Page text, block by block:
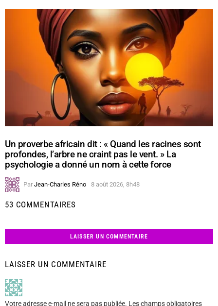
Un proverbe africain dit : « Quand les racines sont
profondes, l’arbre ne craint pas le vent. » La
psychologie a donné un nom à cette force
Par Jean-Charles Réno 8 août 2026, 8h48
53 COMMENTAIRES
LAISSER UN COMMENTAIRE
LAISSER UN COMMENTAIRE
Votre adresse e-mail ne sera pas publiée. Les champs obligatoires